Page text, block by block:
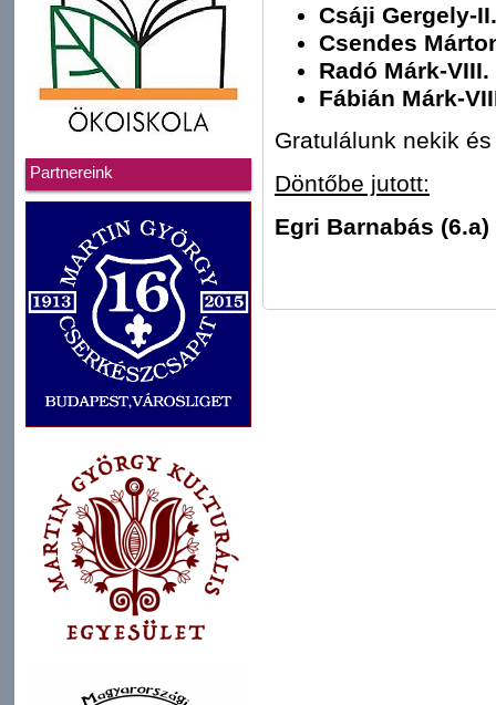
Partnereink
Csáji Gergely-II.
Csendes
Radó Márk-VIII.
Fábián Márk-
Gratulálunk nekik
Döntőbe jutott:
Egri Barnabás